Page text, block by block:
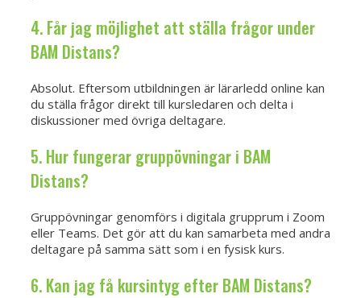
4. Får jag möjlighet att ställa frågor under
BAM Distans?
Absolut. Eftersom utbildningen är lärarledd online kan
du ställa frågor direkt till kursledaren och delta i
diskussioner med övriga deltagare.
5. Hur fungerar gruppövningar i BAM
Distans?
Gruppövningar genomförs i digitala grupprum i Zoom
eller Teams. Det gör att du kan samarbeta med andra
deltagare på samma sätt som i en fysisk kurs.
6. Kan jag få kursintyg efter BAM Distans?